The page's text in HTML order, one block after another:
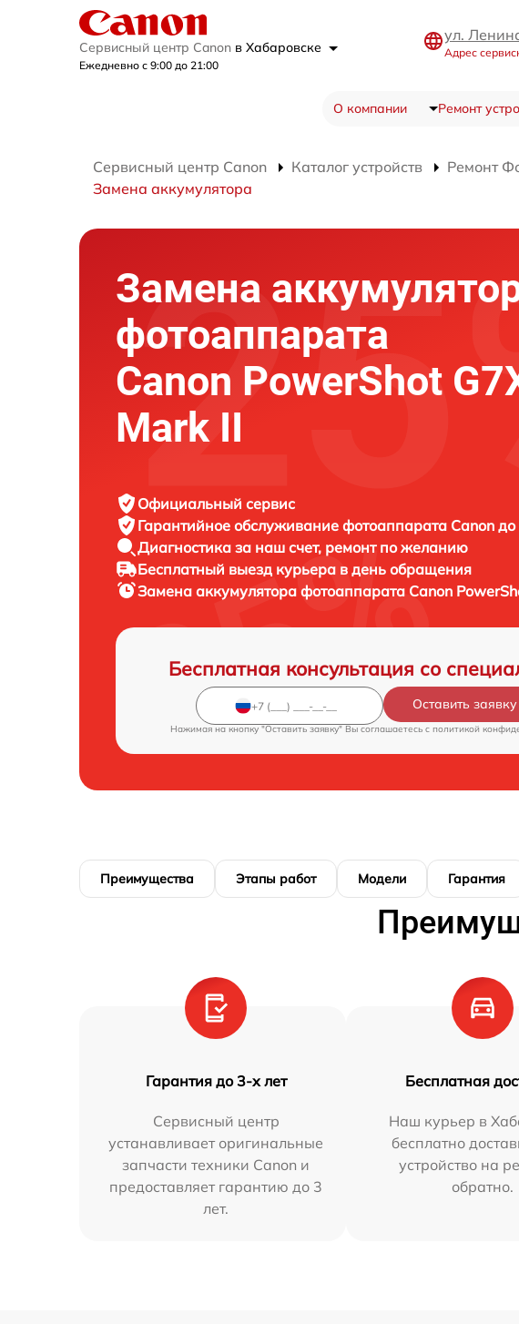
Сервисный центр Canon в Хабаровске
Ежедневно с 9:00 до 21:00
ул.
Адрес
О компании Ремонт
Сервисный центр Canon Каталог устройств Ремонт
Замена аккумулятора
Замена
фотоаппарата
Canon PowerShot
Mark II
Официальный сервис
Гарантийное обслуживание фотоаппарата Canon до
Диагностика за наш счет, ремонт по желанию
Бесплатный выезд курьера в день обращения
Замена аккумулятора фотоаппарата Canon
Бесплатная консультация со
Оставить заявку
Нажимая на кнопку "Оставить заявку" Вы соглашаетесь c политикой
Преимущества Этапы работ Модели Гарантия
Гарантия до 3-х лет
Сервисный центр
устанавливает оригинальные
запчасти техники Canon и
предоставляет гарантию до 3
лет.
Бесплатная
Наш курьер в
бесплатно
устройство на
обратно.